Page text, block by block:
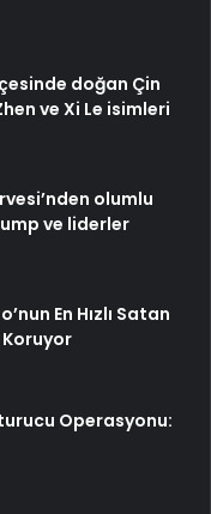
doğan Çin
ve Xi Le isimleri
olumlu
ve liderler
En Hızlı Satan
Koruyor
Operasyonu: